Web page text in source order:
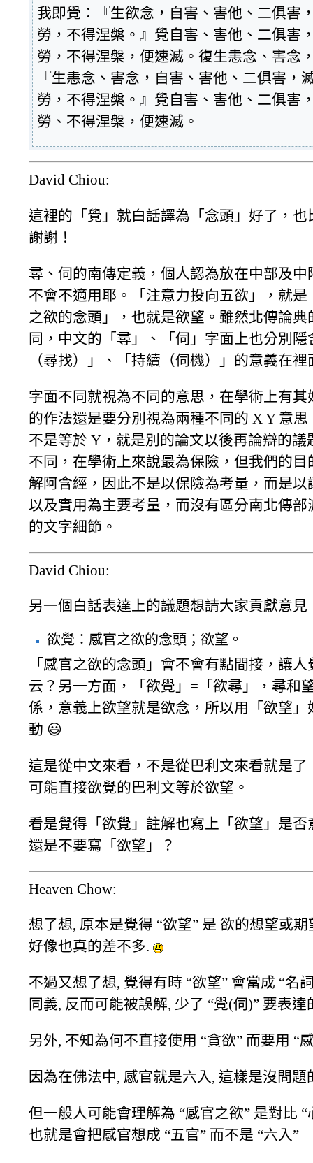
我即覺：『生欲念，自害、害他、二俱害
勞，不得涅槃。』覺自害、害他、二俱害
勞，不得涅槃，便速滅。復生恚念、害念
『生恚念、害念，自害、害他、二俱害，
勞，不得涅槃。』覺自害、害他、二俱害
勞、不得涅槃，便速滅。
David Chiou:
這裡的「覺」就白話譯為「念頭」好了，也
謝謝！
尋、伺的南傳定義，個人認為放在中部及中
不會不適用耶。「注意力投向五欲」，就是
之欲的念頭」，也就是欲望。雖然北傳論典
同，中文的「尋」、「伺」字面上也分別隱
（尋找）」、「持續（伺機）」的意義在裡
字面不同就視為不同的意思，在學術上有其
的作法還是要分別視為兩種不同的 X Y 意思
不是等於 Y，就是別的論文以後再論辯的議
不同，在學術上來說最為保險，但我們的目
解阿含經，因此不是以保險為考量，而是以
以及實用為主要考量，而沒有區分南北傳部
的文字細節。
David Chiou:
另一個白話表達上的議題想請大家貢獻意見
欲覺：感官之欲的念頭；欲望。
「感官之欲的念頭」會不會有點間接，讓
云？另一方面，「欲覺」=「欲尋」，尋和
係，意義上欲望就是欲念，所以用「欲望」
動 😃
這是從中文來看，不是從巴利文來看就是了
可能直接欲覺的巴利文等於欲望。
看是覺得「欲覺」註解也寫上「欲望」是否
還是不要寫「欲望」？
Heaven Chow:
想了想, 原本是覺得 “欲望” 是 欲的想望或期
好像也真的差不多.
不過又想了想, 覺得有時 “欲望” 會當成 “名
同義, 反而可能被誤解, 少了 “覺(伺)” 要表達
另外, 不知為何不直接使用 “貪欲” 而要用 “
因為在佛法中, 感官就是六入, 這樣是沒問題
但一般人可能會理解為 “感官之欲” 是對比 “
也就是會把感官想成 “五官” 而不是 “六入”